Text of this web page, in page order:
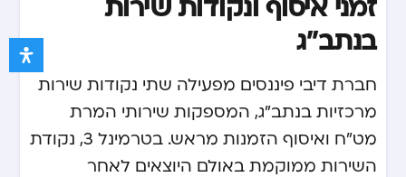
בנתב"ג
חברת דיבי פיננסים מפעילה שתי נקודות שירות
מרכזיות בנתב"ג, המספקות שירותי המרת
מט"ח ואיסוף הזמנות מראש. בטרמינל 3, נקודת
השירות ממוקמת באולם היוצאים לאחר